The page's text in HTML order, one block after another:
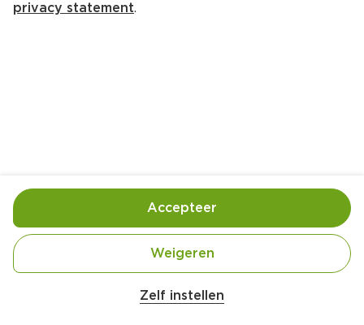
Ingrediënten Bereiding
privacy statement.
Zelf instellen
Weigeren
Accepteer